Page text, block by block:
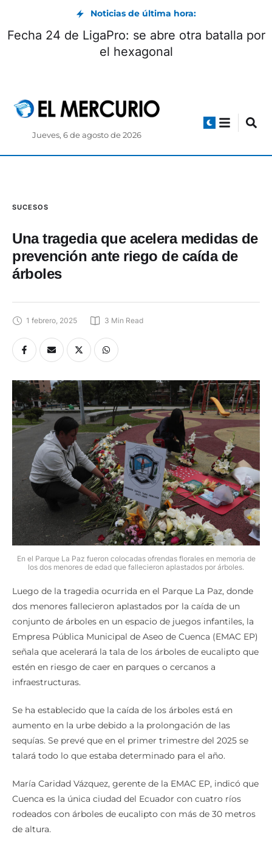
Noticias de última hora:
Fecha 24 de LigaPro: se abre otra batalla por
el hexagonal
Jueves, 6 de agosto de 2026
SUCESOS
Una tragedia que acelera medidas de
prevención ante riego de caída de
árboles
1 febrero, 2025 3 Min Read
En el Parque La Paz fueron colocadas ofrendas florales en memoria de
los dos menores de edad que fallecieron aplastados por árboles.
Luego de la tragedia ocurrida en el Parque La Paz, donde
dos menores fallecieron aplastados por la caída de un
conjunto de árboles en un espacio de juegos infantiles, la
Empresa Pública Municipal de Aseo de Cuenca (EMAC EP)
señala que acelerará la tala de los árboles de eucalipto que
estén en riesgo de caer en parques o cercanos a
infraestructuras.
Se ha establecido que la caída de los árboles está en
aumento en la urbe debido a la prolongación de las
sequías. Se prevé que en el primer trimestre del 2025 se
talará todo lo que estaba determinado para el año.
María Caridad Vázquez, gerente de la EMAC EP, indicó que
Cuenca es la única ciudad del Ecuador con cuatro ríos
rodeados con árboles de eucalipto con más de 30 metros
de altura.